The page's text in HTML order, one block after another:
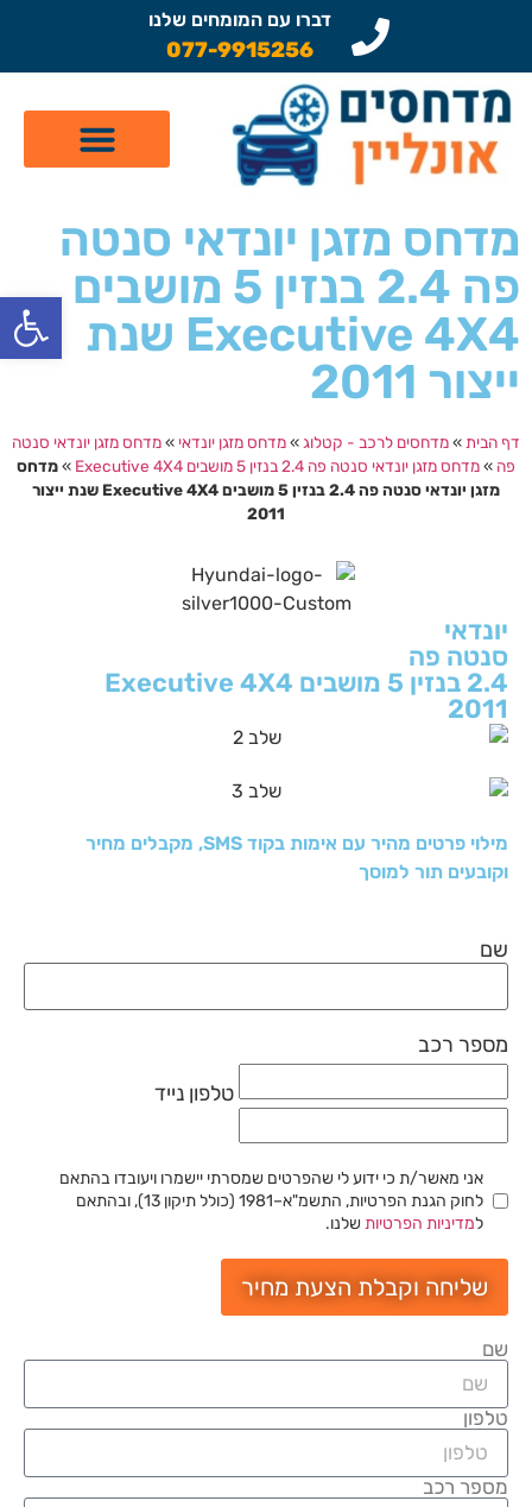
דברו עם המומחים שלנו
077-9915256
מדחס מזגן יונדאי סנטה
פה 2.4 בנזין 5 מושבים
Executive 4X4 שנת
ייצור 2011
דף הבית »מדחסים לרכב - קטלוג »מדחס מזגן יונדאי »מדחס מזגן יונדאי סנטה
פה »מדחס מזגן יונדאי סנטה פה 2.4 בנזין 5 מושבים Executive 4X4 »מדחס
מזגן יונדאי סנטה פה 2.4 בנזין 5 מושבים Executive 4X4 שנת ייצור
2011
יונדאי
סנטה פה
2.4 בנזין 5 מושבים Executive 4X4
2011
מילוי פרטים מהיר עם אימות בקוד SMS, מקבלים מחיר
וקובעים תור למוסך
שם
מספר רכב
טלפון נייד
אני מאשר/ת כי ידוע לי שהפרטים שמסרתי יישמרו ויעובדו בהתאם
לחוק הגנת הפרטיות, התשמ"א–1981 (כולל תיקון 13), ובהתאם
למדיניות הפרטיות שלנו.
שליחה וקבלת הצעת מחיר
שם
טלפון
מספר רכב